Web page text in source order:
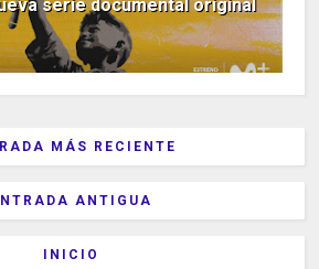
serie documental original
MÁS RECIENTE
ANTIGUA
INICIO